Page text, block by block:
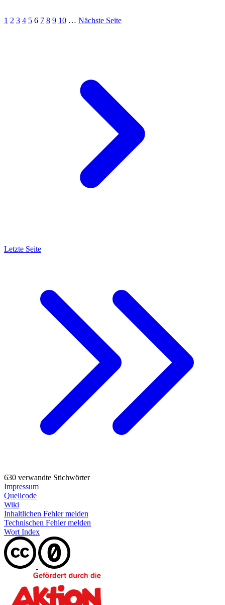
1 2 3 4 5 6 7 8 9 10 … Nächste Seite
Letzte Seite
630 verwandte Stichwörter
Impressum
Quellcode
Wiki
Inhaltlichen Fehler melden
Technischen Fehler melden
Wort Index